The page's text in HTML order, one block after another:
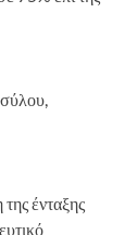
ένταξης